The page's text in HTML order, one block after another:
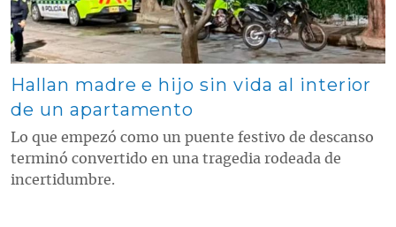
Hallan madre e hijo sin vida al interior
de un apartamento
Lo que empezó como un puente festivo de descanso
terminó convertido en una tragedia rodeada de
incertidumbre.